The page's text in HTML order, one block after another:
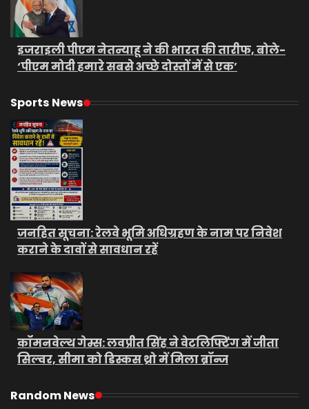
इजराइली पीएम नेतन्याहू ने की भारत की तारीफ, बोले-
‘पीएम मोदी हमारे सबसे अच्छे दोस्तों में से एक’
Sports News
जनहित सूचना: रेलवे भूमि अधिग्रहण के नाम पर निवेश
कराने के दावों से सावधान रहें
कॉमनवेल्थ गेम्स: लवप्रीत सिंह ने वेटलिफ्टिंग में जीता
सिल्वर, सीमा को डिस्कस थ्रो में मिला ब्रॉन्ज
Random News